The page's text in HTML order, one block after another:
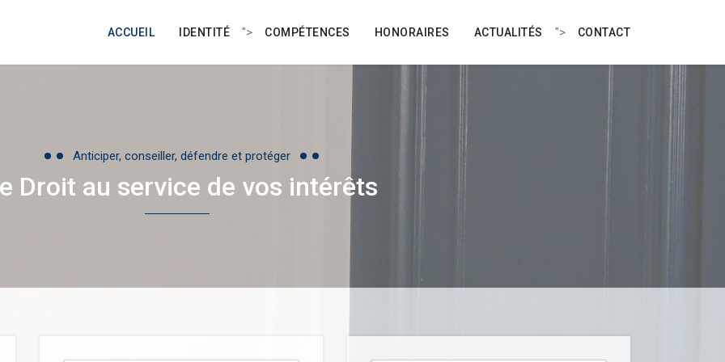
ACCUEIL IDENTITÉ "> COMPÉTENCES HONORAIRES ACTUALITÉS "> CONTACT
Anticiper, conseiller, défendre et protéger
Droit au service de vos intérêts